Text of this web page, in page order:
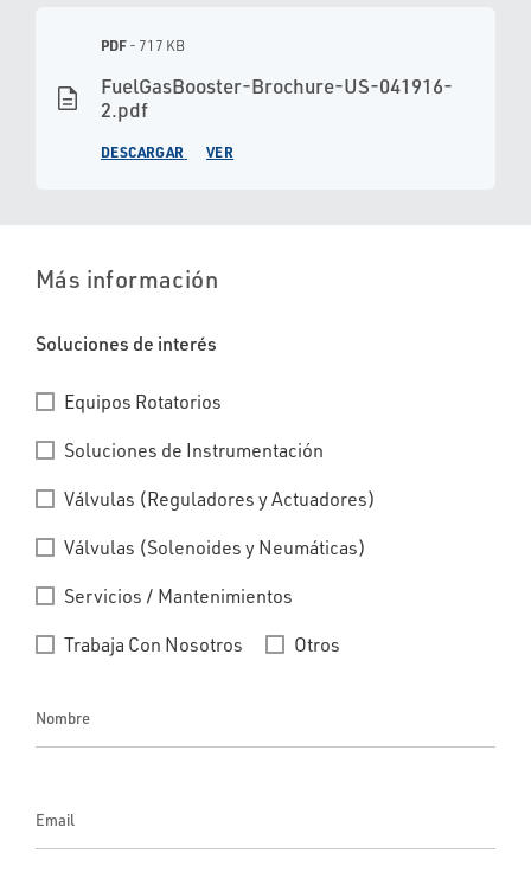
description
PDF- 717 KB
FuelGasBooster-Brochure-US-041916-
2.pdf
DESCARGAR VER
Más información
Soluciones de interés
Equipos Rotatorios
Soluciones de Instrumentación
Válvulas (Reguladores y Actuadores)
Válvulas (Solenoides y Neumáticas)
Servicios / Mantenimientos
Trabaja Con Nosotros Otros
Nombre
Email